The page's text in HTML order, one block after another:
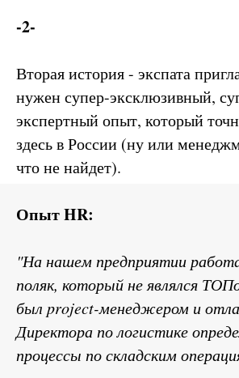
-2-
Вторая история - экспата
нужен супер-эксклюзивный,
экспертный опыт, который
здесь в России (ну или
что не найдет).
Опыт HR:
"На нашем предприятии
поляк, который не являлся
был project-менеджером и
Директора по логистике
процессы по складским